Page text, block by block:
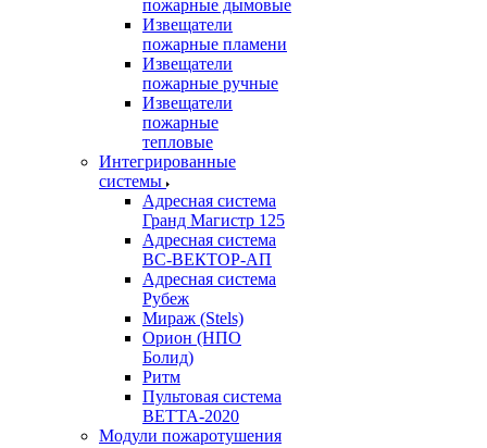
пожарные дымовые
Извещатели
пожарные пламени
Извещатели
пожарные ручные
Извещатели
пожарные
тепловые
Интегрированные
системы
Адресная система
Гранд Магистр 125
Адресная система
ВС-ВЕКТОР-АП
Адресная система
Рубеж
Мираж (Stels)
Орион (НПО
Болид)
Ритм
Пультовая система
ВЕТТА-2020
Модули пожаротушения